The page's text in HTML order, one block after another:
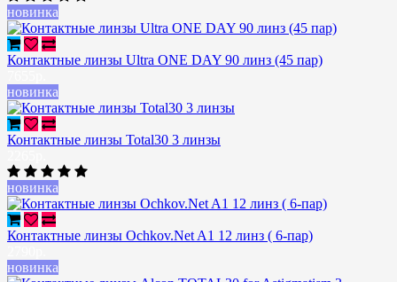
новинка
Контактные линзы Ultra ONE DAY 90 линз (45 пар)
новинка
Контактные линзы Total30 3 линзы
новинка
Контактные линзы Ochkov.Net A1 12 линз ( 6-пар)
новинка